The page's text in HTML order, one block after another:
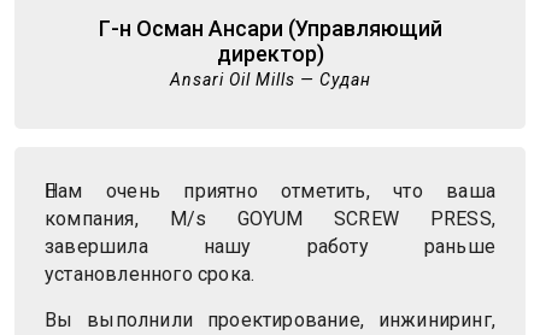
Г-н Осман Ансари (Управляющий
директор)
Ansari Oil Mills — Судан
Нам очень приятно отметить, что ваша
компания, M/s GOYUM SCREW PRESS,
завершила нашу работу раньше
установленного срока.
Вы выполнили проектирование, инжиниринг,